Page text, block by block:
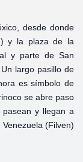
desde donde
y la plaza de la
y parte de San
largo pasillo de
es símbolo de
se abre paso
y llegan a
(Filven)